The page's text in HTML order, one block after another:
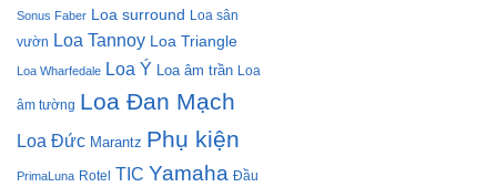
Sonus Faber Loa surround Loa sân
vườn Loa Tannoy Loa Triangle
Loa Wharfedale Loa Ý Loa âm trần Loa
âm tường Loa Đan Mạch
Loa Đức Marantz Phụ kiện
PrimaLuna Rotel TIC Yamaha Đầu